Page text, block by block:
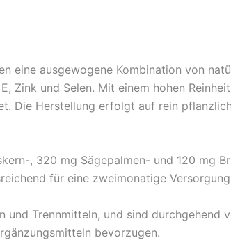
eine ausgewogene Kombination von
Zink und Selen. Mit einem hohen
Die Herstellung erfolgt auf rein
, 320 mg Sägepalmen- und 120 mg
für eine zweimonatige
und Trennmitteln, und sind
bevorzugen.